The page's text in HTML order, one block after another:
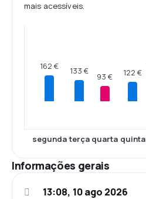
mais acessíveis.
162 €
segunda
133 €
terça
93 €
quarta
122 €
quinta
Informações gerais
13:08, 10 ago 2026